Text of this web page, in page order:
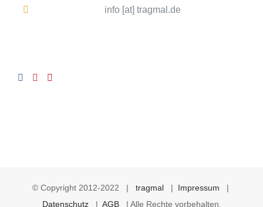
info [at] tragmal.de
© Copyright 2012-2022 | tragmal| Impressum |
Datenschutz| AGB| Alle Rechte vorbehalten.